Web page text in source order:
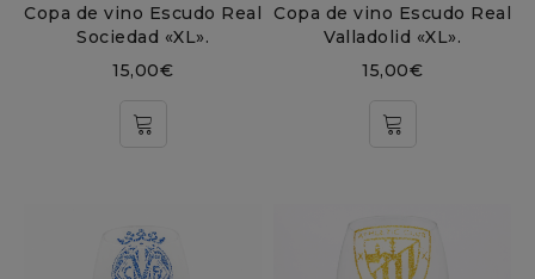
Copa de vino Escudo Real
Sociedad «XL».
15,00€
Copa de vino Escudo Real
Valladolid «XL».
15,00€